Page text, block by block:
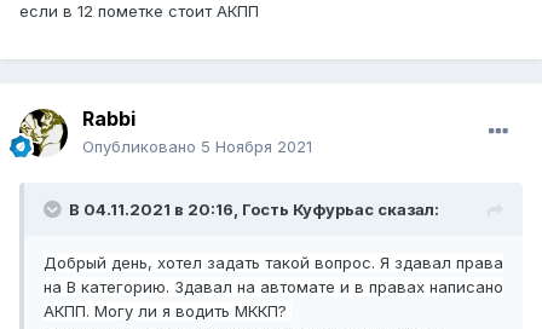
если в 12 пометке стоит АКПП
Rabbi
Опубликовано 5 Ноября 2021
В 04.11.2021 в 20:16, Гость Куфурьас сказал:
Добрый день, хотел задать такой вопрос. Я здавал права
на В категорию. Здавал на автомате и в правах написано
АКПП. Могу ли я водить МККП?